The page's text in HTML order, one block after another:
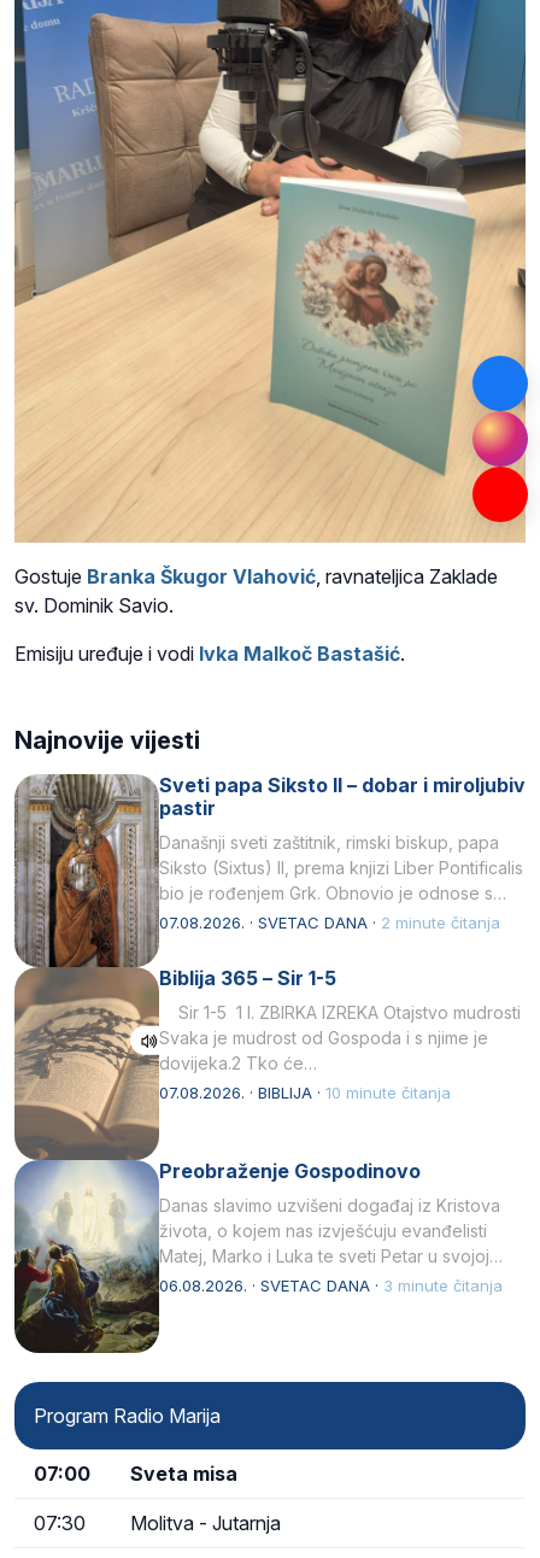
Gostuje Branka Škugor Vlahović , ravnateljica Zaklade
sv. Dominik Savio.
Emisiju uređuje i vodi Ivka Malkoč Bastašić.
Najnovije vijesti
Sveti papa Siksto II – dobar i miroljubiv
pastir
Današnji sveti zaštitnik, rimski biskup, papa
Siksto (Sixtus) II, prema knjizi Liber Pontificalis
bio je rođenjem Grk. Obnovio je odnose s
afričkim…
07.08.2026. · SVETAC DANA · 2 minute čitanja
Biblija 365 – Sir 1-5
Sir 1-5 1 I. ZBIRKA IZREKA Otajstvo mudrosti
Svaka je mudrost od Gospoda i s njime je
dovijeka.2 Tko će…
07.08.2026. · BIBLIJA · 10 minute čitanja
Preobraženje Gospodinovo
Danas slavimo uzvišeni događaj iz Kristova
života, o kojem nas izvješćuju evanđelisti
Matej, Marko i Luka te sveti Petar u svojoj
drugoj…
06.08.2026. · SVETAC DANA · 3 minute čitanja
Program Radio Marija
07:00 Sveta misa
07:30 Molitva - Jutarnja